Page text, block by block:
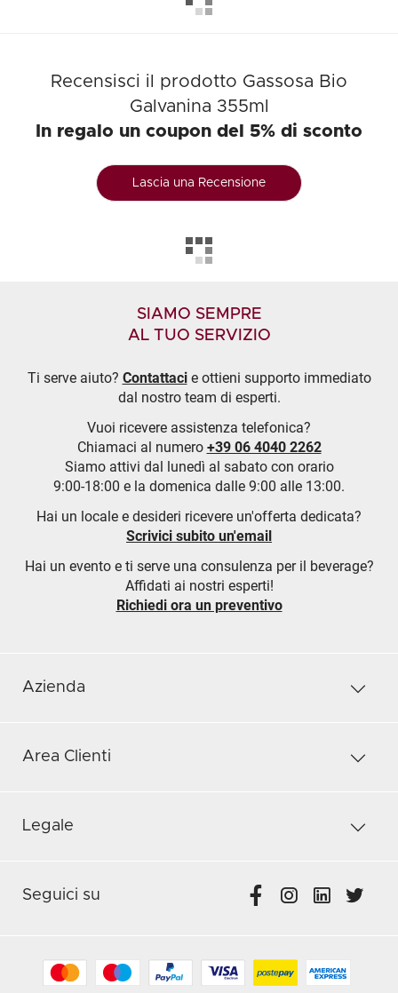
Recensisci il prodotto Gassosa Bio
Galvanina 355ml
In regalo un coupon del 5% di sconto
Lascia una Recensione
SIAMO SEMPRE
AL TUO SERVIZIO
Ti serve aiuto? Contattacie ottieni supporto immediato
dal nostro team di esperti.
Vuoi ricevere assistenza telefonica?
Chiamaci al numero +39 06 4040 2262
Siamo attivi dal lunedì al sabato con orario
9:00-18:00 e la domenica dalle 9:00 alle 13:00.
Hai un locale e desideri ricevere un'offerta dedicata?
Scrivici subito un'email
Hai un evento e ti serve una consulenza per il beverage?
Affidati ai nostri esperti!
Richiedi ora un preventivo
Azienda
Area Clienti
Legale
Seguici su